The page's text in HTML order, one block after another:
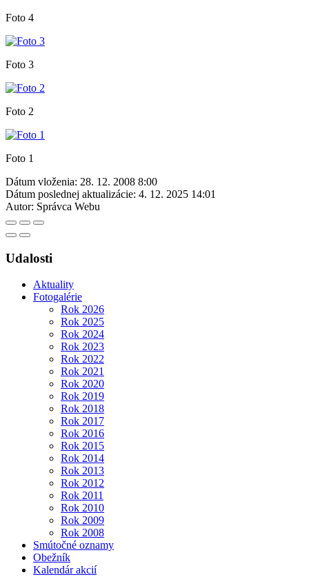
Foto 4
Foto 3
Foto 2
Foto 1
Dátum vloženia: 28. 12. 2008 8:00
Dátum poslednej aktualizácie: 4. 12. 2025 14:01
Autor: Správca Webu
Udalosti
Aktuality
Fotogalérie
Rok 2026
Rok 2025
Rok 2024
Rok 2023
Rok 2022
Rok 2021
Rok 2020
Rok 2019
Rok 2018
Rok 2017
Rok 2016
Rok 2015
Rok 2014
Rok 2013
Rok 2012
Rok 2011
Rok 2010
Rok 2009
Rok 2008
Smútočné oznamy
Obežník
Kalendár akcií